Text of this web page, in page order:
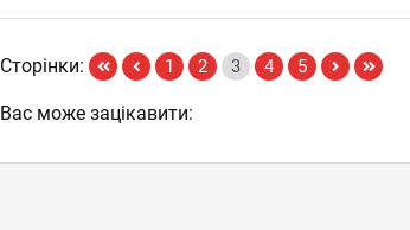
Сторінки: 1 2 3 4 5
Вас може зацікавити: